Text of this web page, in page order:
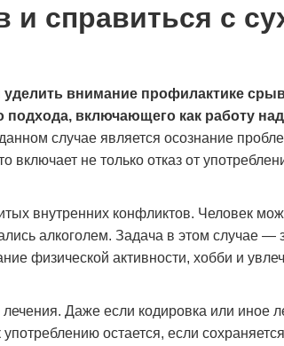
и справиться с
внимание профилактике
включающего как работу над
случае является осознание
включает не только отказ от
внутренних конфликтов. Человек
алкоголем. Задача в этом случае —
физической активности, хобби и
Даже если кодировка или иное
остается, если